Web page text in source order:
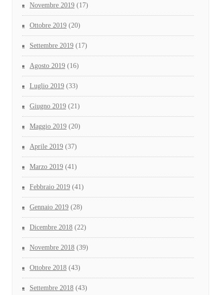
Novembre 2019 (17)
Ottobre 2019 (20)
Settembre 2019 (17)
Agosto 2019 (16)
Luglio 2019 (33)
Giugno 2019 (21)
Maggio 2019 (20)
Aprile 2019 (37)
Marzo 2019 (41)
Febbraio 2019 (41)
Gennaio 2019 (28)
Dicembre 2018 (22)
Novembre 2018 (39)
Ottobre 2018 (43)
Settembre 2018 (43)